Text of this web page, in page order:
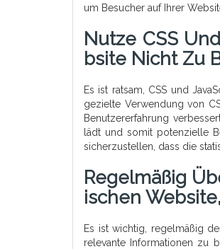
um Besucher auf Ihrer
Nutze CSS
Bsite Nicht Zu
Es ist ratsam, CSS und
gezielte Verwendung von
Benutzererfahrung
lädt und somit potenzielle
sicherzustellen, dass die
Regelmäßig
Ischen
Es ist wichtig, regelmäßig
relevante Informationen zu